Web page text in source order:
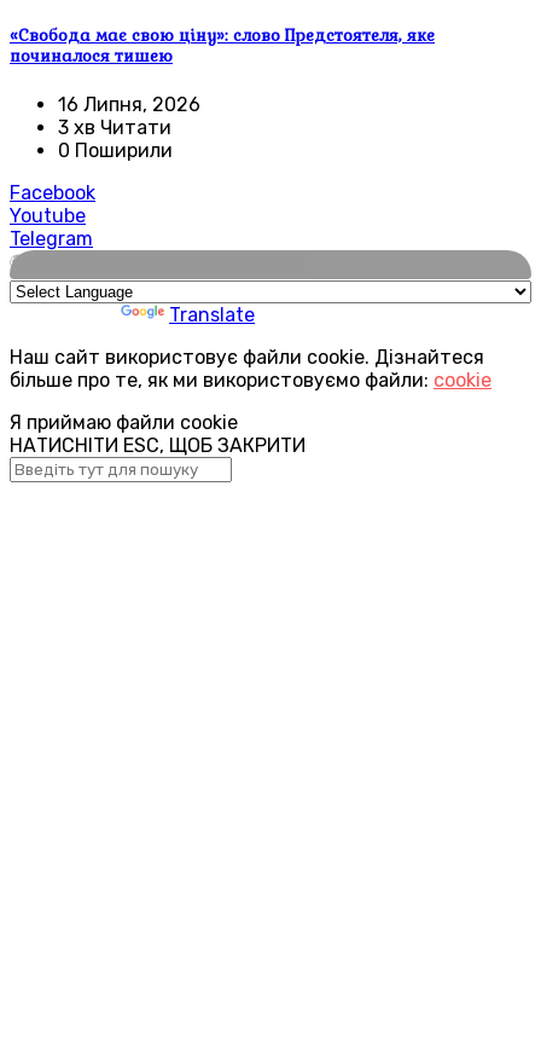
«Свобода має свою ціну»: слово Предстоятеля, яке
починалося тишею
16 Липня, 2026
3 хв Читати
0 Поширили
Facebook
Youtube
Telegram
🌍
Translate
Наш сайт використовує файли cookie. Дізнайтеся
більше про те, як ми використовуємо файли: cookie
Я приймаю файли cookie
НАТИСНІТИ ESC, ЩОБ ЗАКРИТИ